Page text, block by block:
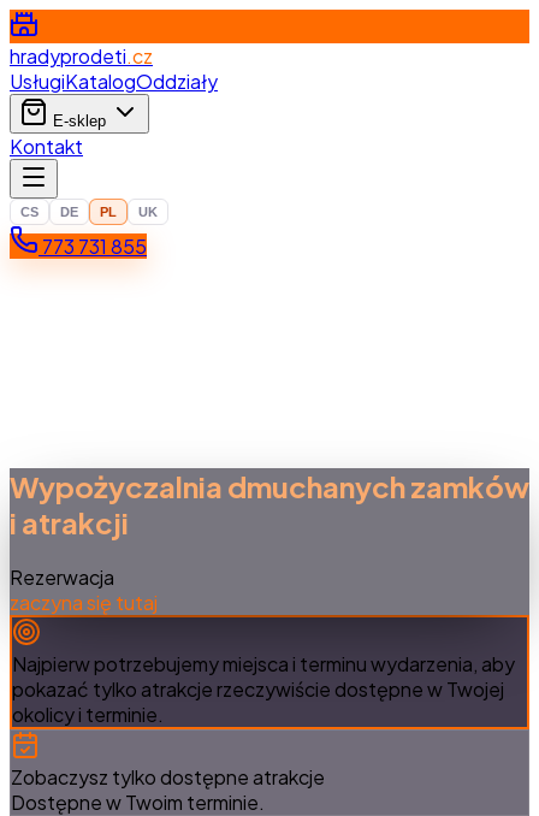
hradyprodeti.cz
UsługiKatalogOddziały
E-sklep
Kontakt
CS DE PL UK
773 731 855
Wypożyczalnia dmuchanych zamków
i atrakcji
Rezerwacja
zaczyna się tutaj
Najpierw potrzebujemy miejsca i terminu wydarzenia, aby
pokazać tylko atrakcje rzeczywiście dostępne w Twojej
okolicy i terminie.
Zobaczysz tylko dostępne atrakcje
Dostępne w Twoim terminie.